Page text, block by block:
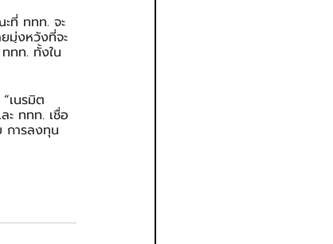
ะที่ ททท. จะ
มุ่งหวังที่จะ
ทท. ทั้งใน
เนรมิต
ะ ททท. เชื่อ
การลงทุน